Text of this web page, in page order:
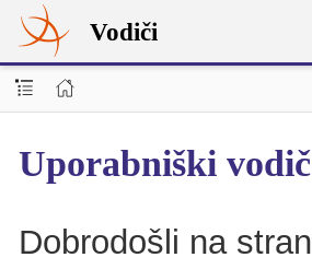
Vodiči
Uporabniški
Dobrodošli na